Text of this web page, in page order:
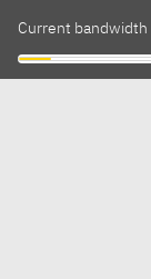
Current